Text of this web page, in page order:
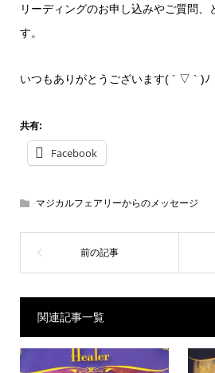
リーディングのお申し込みやご質問、
す。
いつもありがとうございます( ´ ▽ ` )ﾉ
共有:
Facebook
マジカルフェアリーからのメッセージ
関連記事一覧